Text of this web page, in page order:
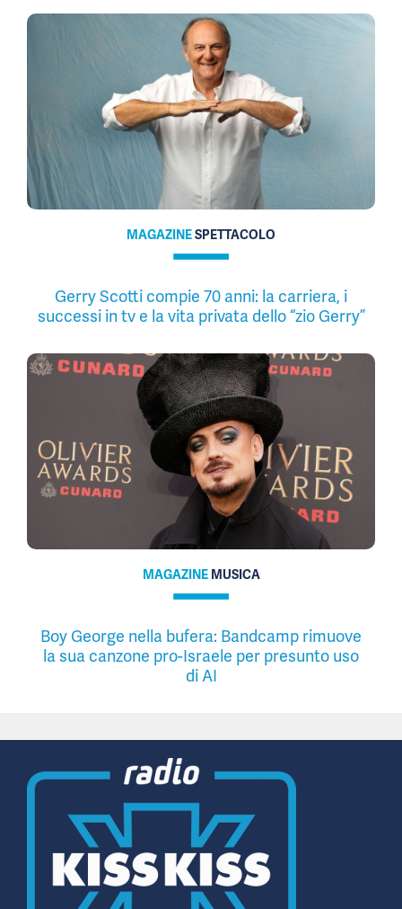
MAGAZINESPETTACOLO
Gerry Scotti compie 70 anni: la carriera, i
successi in tv e la vita privata dello “zio Gerry”
MAGAZINE MUSICA
Boy George nella bufera: Bandcamp rimuove
la sua canzone pro-Israele per presunto uso
di AI